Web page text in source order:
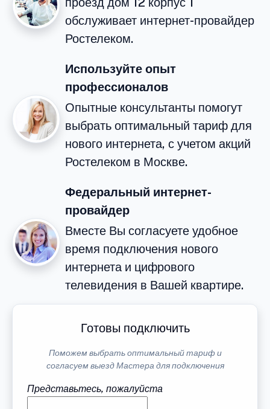
обслуживает интернет-провайдер
Ростелеком.
Используйте опыт
профессионалов
Опытные консультанты помогут
выбрать оптимальный тариф для
нового интернета, с учетом акций
Ростелеком в Москве.
Федеральный интернет-
провайдер
Вместе Вы согласуете удобное
время подключения нового
интернета и цифрового
телевидения в Вашей квартире.
Готовы подключить
Поможем выбрать оптимальный тариф и
согласуем выезд Мастера для подключения
Представьтесь, пожалуйста